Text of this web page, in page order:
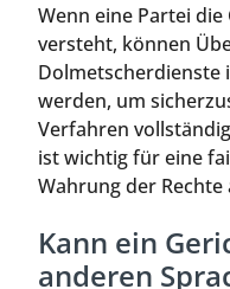
Wenn eine Partei
versteht, können
Dolmetscherdienste
werden, um
Verfahren
ist wichtig für eine
Wahrung der Rechte
Kann ein
anderen